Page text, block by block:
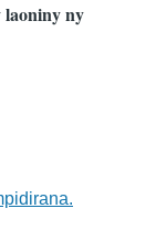
laoniny ny